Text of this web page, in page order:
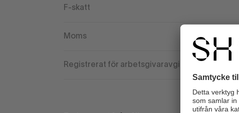
F-skatt
Moms
Registrerat för arbetsgivaravgift